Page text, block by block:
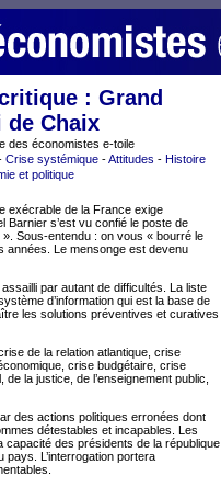
: Grand
de Chaix
des économistes e-toile
Crise systémique -Attitudes - Histoire
et politique
exécrable de la France exige
Barnier s’est vu confié le poste de
Sous-entendu : on vous « bourré le
années. Le mensonge est devenu
par autant de difficultés. La liste
d’information qui est la base de
les solutions préventives et curatives
de la relation atlantique, crise
crise budgétaire, crise
la justice, de l’enseignement public,
des actions politiques erronées dont
détestables et incapables. Les
des présidents de la république
L’interrogation portera